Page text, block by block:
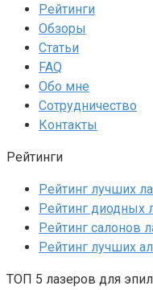
Рейтинги
Обзоры
Статьи
FAQ
Обо мне
Сотрудничество
Контакты
Рейтинги
Рейтинг лучших
Рейтинг диодных
Рейтинг салонов
Рейтинг лучших
ТОП 5 лазеров для